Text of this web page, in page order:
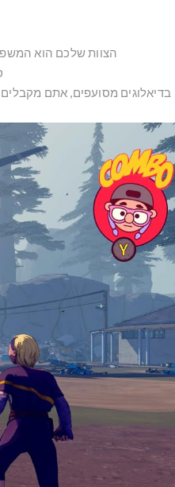
הצוות שלכם הוא
בדיאלוגים מסועפים, אתם